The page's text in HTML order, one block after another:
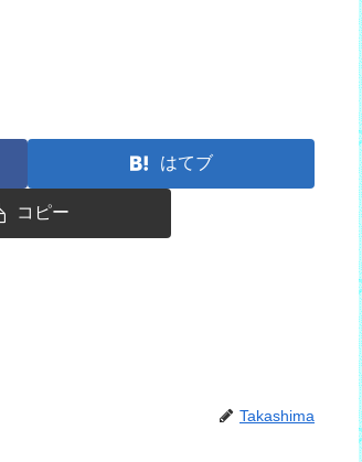
はてブ
コピー
Takashima